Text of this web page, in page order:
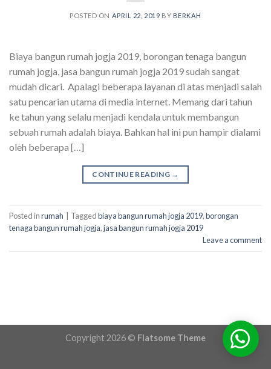
POSTED ON APRIL 22, 2019 BY BERKAH
Biaya bangun rumah jogja 2019, borongan tenaga bangun
rumah jogja, jasa bangun rumah jogja 2019 sudah sangat
mudah dicari. Apalagi beberapa layanan di atas menjadi salah
satu pencarian utama di media internet. Memang dari tahun
ke tahun yang selalu menjadi kendala untuk membangun
sebuah rumah adalah biaya. Bahkan hal ini pun hampir dialami
oleh beberapa […]
CONTINUE READING →
Posted inrumah Taggedbiaya bangun rumah jogja 2019,borongan
tenaga bangun rumah jogja,jasa bangun rumah jogja 2019
Leave a comment
Copyright 2026 © Flatsome Theme